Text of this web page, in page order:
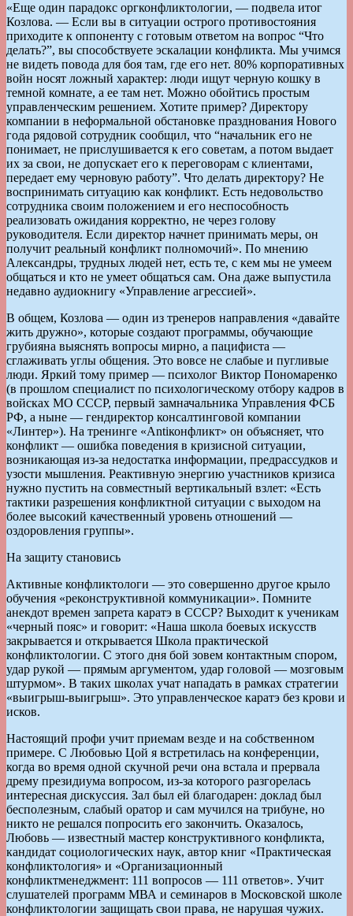
«Еще один парадокс оргконфликтологии, — подвела итог
Козлова. — Если вы в ситуации острого противостояния
приходите к оппоненту с готовым ответом на вопрос “Что
делать?”, вы способствуете эскалации конфликта. Мы учимся
не видеть повода для боя там, где его нет. 80% корпоративных
войн носят ложный характер: люди ищут черную кошку в
темной комнате, а ее там нет. Можно обойтись простым
управленческим решением. Хотите пример? Директору
компании в неформальной обстановке празднования Нового
года рядовой сотрудник сообщил, что “начальник его не
понимает, не прислушивается к его советам, а потом выдает
их за свои, не допускает его к переговорам с клиентами,
передает ему черновую работу”. Что делать директору? Не
воспринимать ситуацию как конфликт. Есть недовольство
сотрудника своим положением и его неспособность
реализовать ожидания корректно, не через голову
руководителя. Если директор начнет принимать меры, он
получит реальный конфликт полномочий». По мнению
Александры, трудных людей нет, есть те, с кем мы не умеем
общаться и кто не умеет общаться сам. Она даже выпустила
недавно аудиокнигу «Управление агрессией».
В общем, Козлова — один из тренеров направления «давайте
жить дружно», которые создают программы, обучающие
грубияна выяснять вопросы мирно, а пацифиста —
сглаживать углы общения. Это вовсе не слабые и пугливые
люди. Яркий тому пример — психолог Виктор Пономаренко
(в прошлом специалист по психологическому отбору кадров в
войсках МО СССР, первый замначальника Управления ФСБ
РФ, а ныне — гендиректор консалтинговой компании
«Линтер»). На тренинге «Antiконфликт» он объясняет, что
конфликт — ошибка поведения в кризисной ситуации,
возникающая из-за недостатка информации, предрассудков и
узости мышления. Реактивную энергию участников кризиса
нужно пустить на совместный вертикальный взлет: «Есть
тактики разрешения конфликтной ситуации с выходом на
более высокий качественный уровень отношений —
оздоровления группы».
На защиту становись
Активные конфликтологи — это совершенно другое крыло
обучения «реконструктивной коммуникации». Помните
анекдот времен запрета каратэ в СССР? Выходит к ученикам
«черный пояс» и говорит: «Наша школа боевых искусств
закрывается и открывается Школа практической
конфликтологии. С этого дня бой зовем контактным спором,
удар рукой — прямым аргументом, удар головой — мозговым
штурмом». В таких школах учат нападать в рамках стратегии
«выигрыш-выигрыш». Это управленческое каратэ без крови и
исков.
Настоящий профи учит приемам везде и на собственном
примере. С Любовью Цой я встретилась на конференции,
когда во время одной скучной речи она встала и прервала
дрему президиума вопросом, из-за которого разгорелась
интересная дискуссия. Зал был ей благодарен: доклад был
бесполезным, слабый оратор и сам мучился на трибуне, но
никто не решался попросить его закончить. Оказалось,
Любовь — известный мастер конструктивного конфликта,
кандидат социологических наук, автор книг «Практическая
конфликтология» и «Организационный
конфликтменеджмент: 111 вопросов — 111 ответов». Учит
слушателей программ МВА и семинаров в Московской школе
конфликтологии защищать свои права, не нарушая чужих.